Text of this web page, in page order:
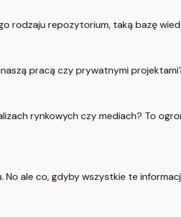
rodzaju repozytorium, taką bazę
pracą czy prywatnymi
rynkowych czy mediach? To
ale co, gdyby wszystkie te